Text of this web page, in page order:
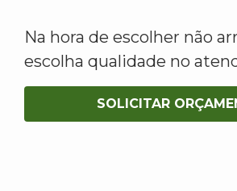
Na hora de escolher não
escolha qualidade no
SOLICITAR